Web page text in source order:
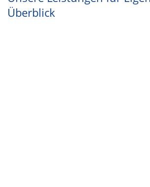
Überblick